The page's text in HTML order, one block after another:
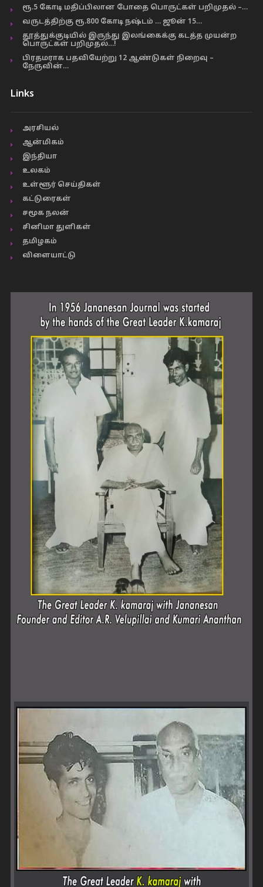
ரூ.5 கோடி மதிப்பிலான போதை பொருட்கள் பறிமுதல் –…
வருடத்திற்கு ரூ.800 கோடி நஷ்டம் … ஜூன் 15…
தூத்துக்குடியில் இருந்து இலங்கைக்கு கடத்த முயன்ற
பொருட்கள் பறிமுதல்…!
பிரதமராக பதவியேற்று 12 ஆண்டுகள் நிறைவு –
நேருவின்…
Links
அரசியல்
ஆன்மிகம்
இந்தியா
உலகம்
உள்ளூர் செய்திகள்
கட்டுரைகள்
சமூக நலன்
சினிமா துளிகள்
தமிழகம்
விளையாட்டு